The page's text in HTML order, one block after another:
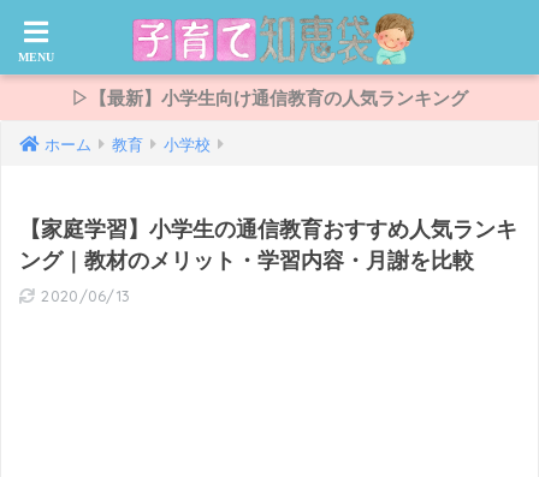
▷【最新】小学生向け通信教育の人気ランキング
ホーム 教育 小学校
【家庭学習】小学生の通信教育おすすめ人気ランキ
ング｜教材のメリット・学習内容・月謝を比較
2020/06/13